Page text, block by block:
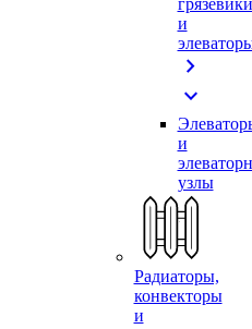
грязевики
и
chevron_right
expand_more
и
узлы
Радиаторы,
конвекторы
и